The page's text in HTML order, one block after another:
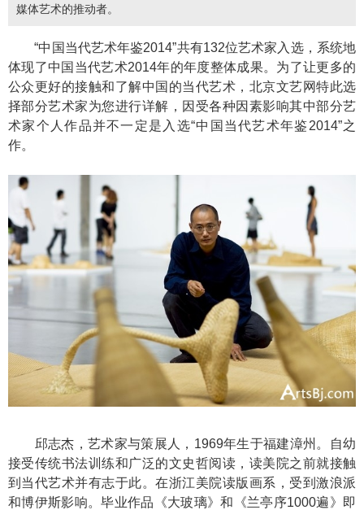
媒体艺术的推动者。
“中国当代艺术年鉴2014”共有132位艺术家入选，系统地
体现了中国当代艺术2014年的年度整体成果。为了让更多的
公众更好的接触和了解中国的当代艺术，北京文艺网特此选
择部分艺术家为您进行详解，因受各种因素影响其中部分艺
术家个人作品并不一定是入选“中国当代艺术年鉴2014”之
作。
邱志杰，艺术家与策展人，1969年生于福建漳州。自幼
接受传统书法训练和广泛的文史哲阅读，读美院之前就接触
到当代艺术并有志于此。在浙江美院读版画系，受到激浪派
和博伊斯影响。毕业作品《大玻璃》和《兰亭序1000遍》即